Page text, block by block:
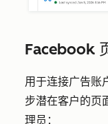
Facebook
用于连接广告账
步潜在客户的页
理员：